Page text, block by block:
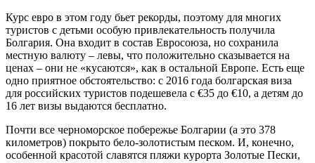
Курс евро в этом году бьет рекорды, поэтому для многих
туристов с детьми особую привлекательность получила
Болгария. Она входит в состав Евросоюза, но сохранила
местную валюту – левы, что положительно сказывается на
ценах – они не «кусаются», как в остальной Европе. Есть еще
одно приятное обстоятельство: с 2016 года болгарская виза
для российских туристов подешевела с €35 до €10, а детям до
16 лет визы выдаются бесплатно.
Почти все черноморское побережье Болгарии (а это 378
километров) покрыто бело-золотистым песком. И, конечно,
особенной красотой славятся пляжи курорта Золотые Пески,